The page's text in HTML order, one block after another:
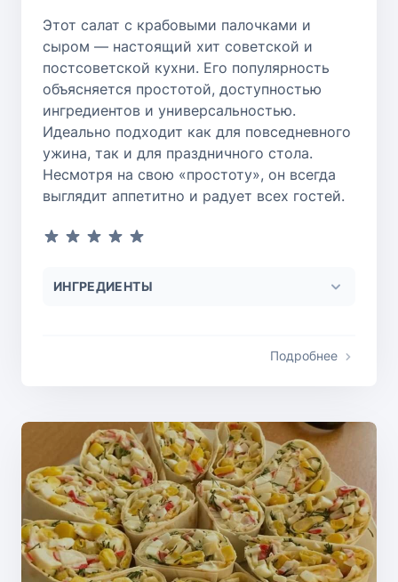
Этот салат с крабовыми палочками и
сыром — настоящий хит советской и
постсоветской кухни. Его популярность
объясняется простотой, доступностью
ингредиентов и универсальностью.
Идеально подходит как для повседневного
ужина, так и для праздничного стола.
Несмотря на свою «простоту», он всегда
выглядит аппетитно и радует всех гостей.
ИНГРЕДИЕНТЫ
Подробнее